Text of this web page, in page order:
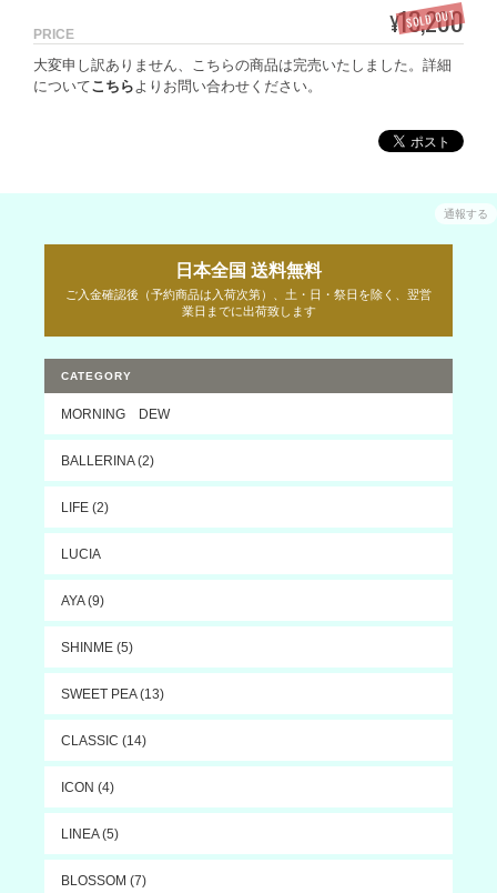
PRICE ¥13,200
SOLD OUT
大変申し訳ありません、こちらの商品は完売いたしました。詳細
についてこちらよりお問い合わせください。
通報する
日本全国 送料無料
ご入金確認後（予約商品は入荷次第）、土・日・祭日を除く、翌営
業日までに出荷致します
CATEGORY
MORNING DEW
BALLERINA (2)
LIFE (2)
LUCIA
AYA (9)
SHINME (5)
SWEET PEA (13)
CLASSIC (14)
ICON (4)
LINEA (5)
BLOSSOM (7)